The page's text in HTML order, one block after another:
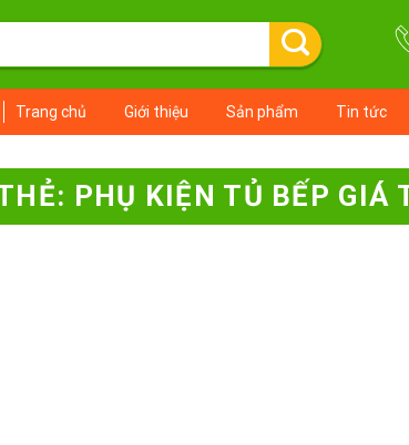
Trang chủ Giới thiệu Sản phẩm Tin tức
PHỤ KIỆN TỦ BẾP GIÁ